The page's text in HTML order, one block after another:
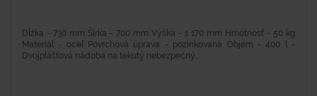
Dĺžka - 730 mm Šírka - 700 mm Výška - 1 170 mm Hmotnosť - 50 kg
Materiál - oceľ Povrchová úprava - pozinkovaná Objem - 400 l -
Dvojplášťová nádoba na tekutý nebezpečný...